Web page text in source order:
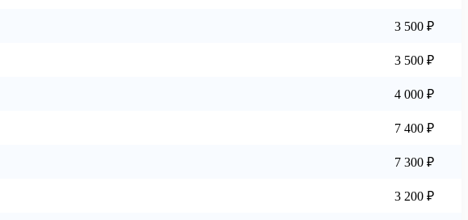
3 500 ₽
3 500 ₽
4 000 ₽
7 400 ₽
7 300 ₽
3 200 ₽